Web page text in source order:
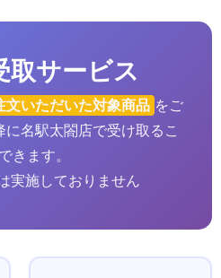
取サービス
文いただいた対象商品 をご
名駅太閤店で受け取るこ
きます。
実施しておりません